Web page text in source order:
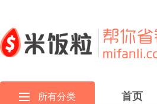
所有分类 首页